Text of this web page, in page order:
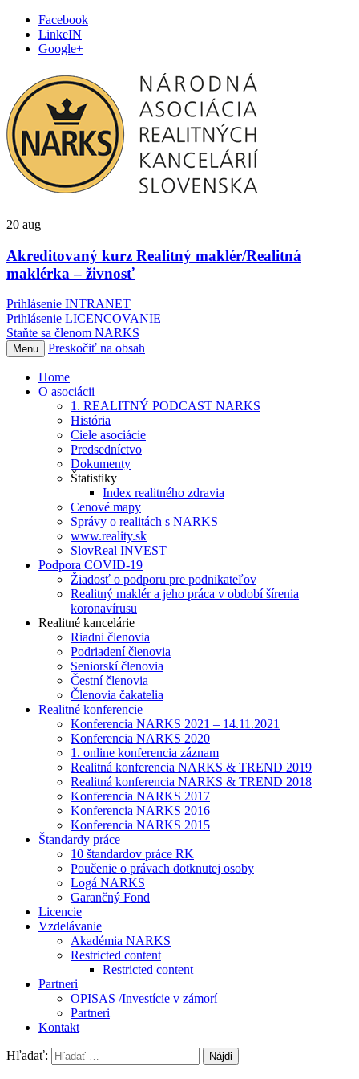
Facebook
LinkeIN
Google+
20 aug
Akreditovaný kurz Realitný maklér/Realitná
maklérka – živnosť
Prihlásenie INTRANET
Prihlásenie LICENCOVANIE
Staňte sa členom NARKS
Menu Preskočiť na obsah
Home
O asociácii
1. REALITNÝ PODCAST NARKS
História
Ciele asociácie
Predsedníctvo
Dokumenty
Štatistiky
Index realitného zdravia
Cenové mapy
Správy o realitách s NARKS
www.reality.sk
SlovReal INVEST
Podpora COVID-19
Žiadosť o podporu pre podnikateľov
Realitný maklér a jeho práca v období šírenia
koronavírusu
Realitné kancelárie
Riadni členovia
Podriadení členovia
Seniorskí členovia
Čestní členovia
Členovia čakatelia
Realitné konferencie
Konferencia NARKS 2021 – 14.11.2021
Konferencia NARKS 2020
1. online konferencia záznam
Realitná konferencia NARKS & TREND 2019
Realitná konferencia NARKS & TREND 2018
Konferencia NARKS 2017
Konferencia NARKS 2016
Konferencia NARKS 2015
Štandardy práce
10 štandardov práce RK
Poučenie o právach dotknutej osoby
Logá NARKS
Garančný Fond
Licencie
Vzdelávanie
Akadémia NARKS
Restricted content
Restricted content
Partneri
OPISAS /Investície v zámorí
Partneri
Kontakt
Hľadať: